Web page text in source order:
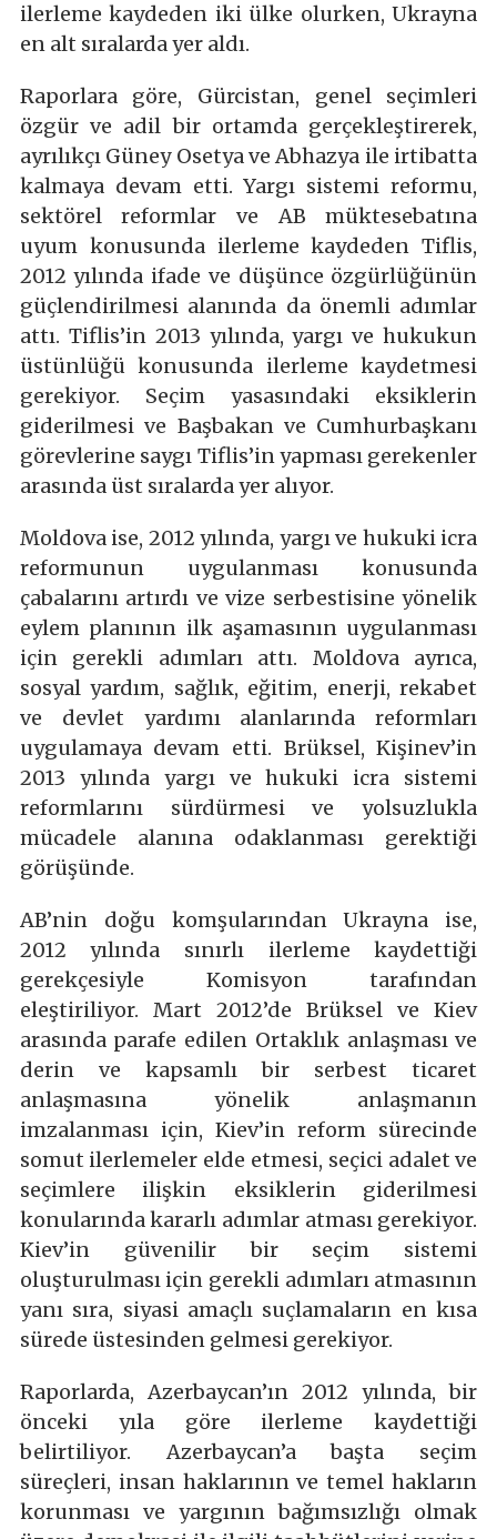
ilerleme kaydeden iki ülke olurken, Ukrayna
en alt sıralarda yer aldı.
Raporlara göre, Gürcistan, genel seçimleri
özgür ve adil bir ortamda gerçekleştirerek,
ayrılıkçı Güney Osetya ve Abhazya ile irtibatta
kalmaya devam etti. Yargı sistemi reformu,
sektörel reformlar ve AB müktesebatına
uyum konusunda ilerleme kaydeden Tiflis,
2012 yılında ifade ve düşünce özgürlüğünün
güçlendirilmesi alanında da önemli adımlar
attı. Tiflis’in 2013 yılında, yargı ve hukukun
üstünlüğü konusunda ilerleme kaydetmesi
gerekiyor. Seçim yasasındaki eksiklerin
giderilmesi ve Başbakan ve Cumhurbaşkanı
görevlerine saygı Tiflis’in yapması gerekenler
arasında üst sıralarda yer alıyor.
Moldova ise, 2012 yılında, yargı ve hukuki icra
reformunun uygulanması konusunda
çabalarını artırdı ve vize serbestisine yönelik
eylem planının ilk aşamasının uygulanması
için gerekli adımları attı. Moldova ayrıca,
sosyal yardım, sağlık, eğitim, enerji, rekabet
ve devlet yardımı alanlarında reformları
uygulamaya devam etti. Brüksel, Kişinev’in
2013 yılında yargı ve hukuki icra sistemi
reformlarını sürdürmesi ve yolsuzlukla
mücadele alanına odaklanması gerektiği
görüşünde.
AB’nin doğu komşularından Ukrayna ise,
2012 yılında sınırlı ilerleme kaydettiği
gerekçesiyle Komisyon tarafından
eleştiriliyor. Mart 2012’de Brüksel ve Kiev
arasında parafe edilen Ortaklık anlaşması ve
derin ve kapsamlı bir serbest ticaret
anlaşmasına yönelik anlaşmanın
imzalanması için, Kiev’in reform sürecinde
somut ilerlemeler elde etmesi, seçici adalet ve
seçimlere ilişkin eksiklerin giderilmesi
konularında kararlı adımlar atması gerekiyor.
Kiev’in güvenilir bir seçim sistemi
oluşturulması için gerekli adımları atmasının
yanı sıra, siyasi amaçlı suçlamaların en kısa
sürede üstesinden gelmesi gerekiyor.
Raporlarda, Azerbaycan’ın 2012 yılında, bir
önceki yıla göre ilerleme kaydettiği
belirtiliyor. Azerbaycan’a başta seçim
süreçleri, insan haklarının ve temel hakların
korunması ve yargının bağımsızlığı olmak